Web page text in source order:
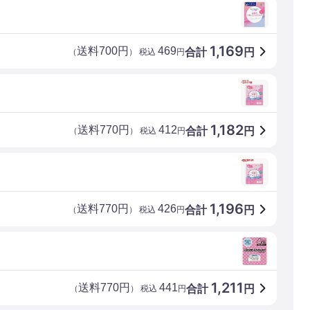
合計 1,169 円
（送料700円 ） 税込 469円
合計 1,182円
（送料770円 ） 税込 412円
合計 1,196 円
（送料770円 ） 税込 426円
合計 1,211 円
（送料770円 ） 税込 441円